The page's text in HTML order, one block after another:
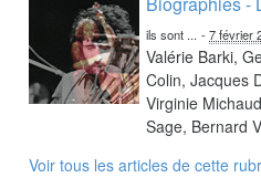
ils sont ... -7 février
Valérie Barki,
Colin, Jacques
Virginie
Sage, Bernard
Voir tous les articles de cette